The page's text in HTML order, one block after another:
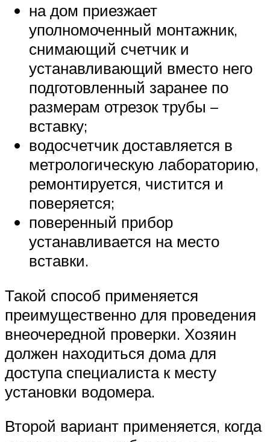
на дом приезжает
уполномоченный монтажник,
снимающий счетчик и
устанавливающий вместо него
подготовленный заранее по
размерам отрезок трубы –
вставку;
водосчетчик доставляется в
метрологическую лабораторию,
ремонтируется, чистится и
поверяется;
поверенный прибор
устанавливается на место
вставки.
Такой способ применяется
преимущественно для проведения
внеочередной проверки. Хозяин
должен находиться дома для
доступа специалиста к месту
установки водомера.
Второй вариант применяется, когда